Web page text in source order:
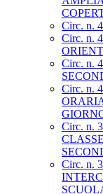
Circ. n.
Circ. n.
Circ. n.
Circ. n.
Circ. n.
Circ. n.